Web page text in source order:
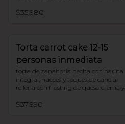
con alulosa.
temperatura ambiente aprox 3 horas
antes de comer. si el lugar es muy frío
puedes dejarla mas tiempo.
$35.980
Torta carrot cake 12-15
personas inmediata
torta de zanahoria hecha con harina
integral, nueces y toques de canela.
rellena con frosting de queso crema y
alulosa.
$37.990